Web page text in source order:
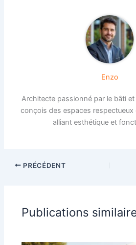
Enzo
Architecte passionné par le bâti
conçois des espaces
alliant esthétique et
PRÉCÉDENT
Publications